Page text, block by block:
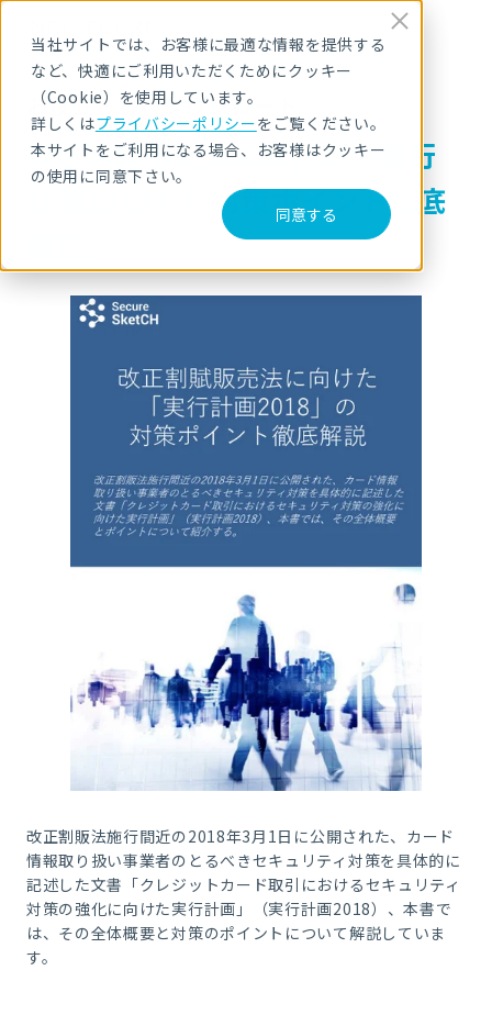
当社サイトでは、お客様に最適な情報を提供する
など、快適にご利用いただくためにクッキー
（Cookie）を使用しています。
詳しくはプライバシーポリシーをご覧ください。
本サイトをご利用になる場合、お客様はクッキー
の使用に同意下さい。
同意する
お役立ち資料ダウンロード
改正割賦販売法に向けた「実行
計画2018」の対策ポイント徹底
改正割販法施行間近の2018年3月1日に公開された、カード
情報取り扱い事業者のとるべきセキュリティ対策を具体的に
記述した文書「クレジットカード取引におけるセキュリティ
対策の強化に向けた実行計画」（実行計画2018）、本書で
は、その全体概要と対策のポイントについて解説していま
す。